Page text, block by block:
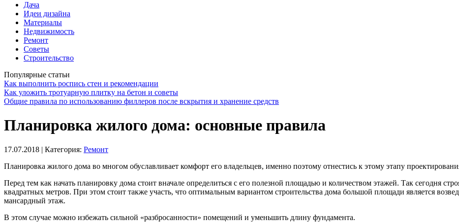
Дача
Идеи дизайна
Материалы
Недвижимость
Ремонт
Советы
Строительство
Популярные статьи
Как выполнить роспись стен и рекомендации
Как уложить тротуарную плитку на бетон и советы
Общие правила по использованию филлеров после вскрытия и хранение средств
Планировка жилого дома: основные правила
17.07.2018 | Категория: Ремонт
Планировка жилого дома во многом обуславливает комфорт его владельцев, именно поэтому отнестись к этому этапу
Перед тем как начать планировку дома стоит вначале определиться с его полезной площадью и количеством этажей. Так сегодня
квадратных метров. При этом стоит также участь, что оптимальным вариантом строительства дома большой площади является
мансардный этаж.
В этом случае можно избежать сильной «разбросанности» помещений и уменьшить длину фундамента.